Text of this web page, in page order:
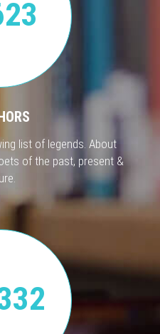
list of legends. About
of the past, present &